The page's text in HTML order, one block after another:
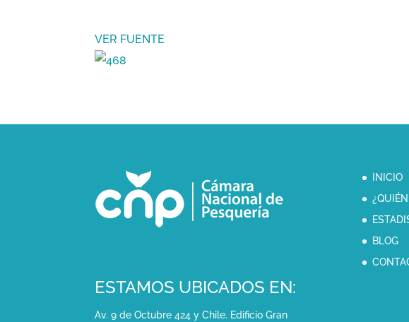
VER FUENTE
ESTAMOS UBICADOS EN:
Av. 9 de Octubre 424 y Chile. Edificio Gran
INICIO
BLOG